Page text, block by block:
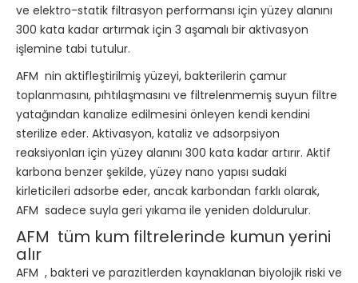
ve elektro-statik filtrasyon performansı için yüzey alanını
300 kata kadar artırmak için 3 aşamalı bir aktivasyon
işlemine tabi tutulur.
AFM nin aktifleştirilmiş yüzeyi, bakterilerin çamur
toplanmasını, pıhtılaşmasını ve filtrelenmemiş suyun filtre
yatağından kanalize edilmesini önleyen kendi kendini
sterilize eder. Aktivasyon, kataliz ve adsorpsiyon
reaksiyonları için yüzey alanını 300 kata kadar artırır. Aktif
karbona benzer şekilde, yüzey nano yapısı sudaki
kirleticileri adsorbe eder, ancak karbondan farklı olarak,
AFM sadece suyla geri yıkama ile yeniden doldurulur.
AFM tüm kum filtrelerinde kumun yerini
alır
AFM , bakteri ve parazitlerden kaynaklanan biyolojik riski ve